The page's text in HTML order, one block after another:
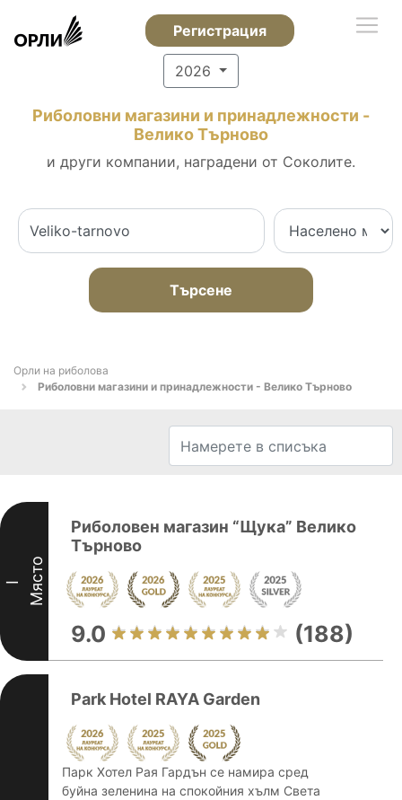
Регистрация
2026
Риболовни магазини и принадлежности -
Велико Търново
и други компании, наградени от Соколите.
Търсене
Орли на риболова
Риболовни магазини и принадлежности - Велико Търново
I Място
Риболовен магазин “Щука” Велико
Търново
9.0 (188)
Park Hotel RAYA Garden
Парк Хотел Рая Гардън се намира сред
буйна зеленина на спокойния хълм Света